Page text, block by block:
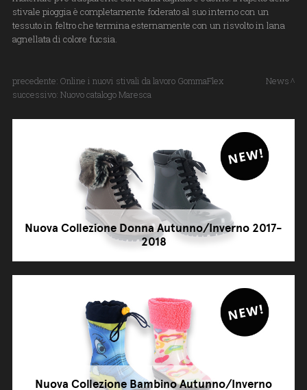
stivale pioggia è completamente foderato al suo interno con un
tessuto in feltro che termina esternamente con un risvolto in lana
agnellata di colore fucsia.
precedente: Online i nuovi stivali da lavoro GommaFlex
successivo: Nuovo catalogo Maresca
News
Nuova Collezione Donna Autunno/Inverno 2017-
2018
Nuova Collezione Bambino Autunno/Inverno